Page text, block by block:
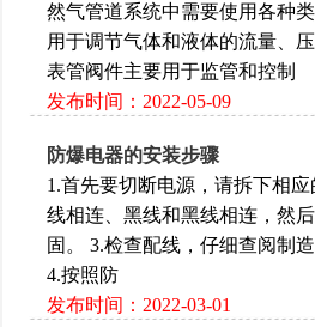
然气管道系统中需要使用各种
用于调节气体和液体的流量、
表管阀件主要用于监管和控制
发布时间：2022-05-09
防爆电器的安装步骤
1.首先要切断电源，请拆下相
线相连、黑线和黑线相连，然
固‌‌‌。 3.检查配线，仔细查阅制
4.按照防
发布时间：2022-03-01